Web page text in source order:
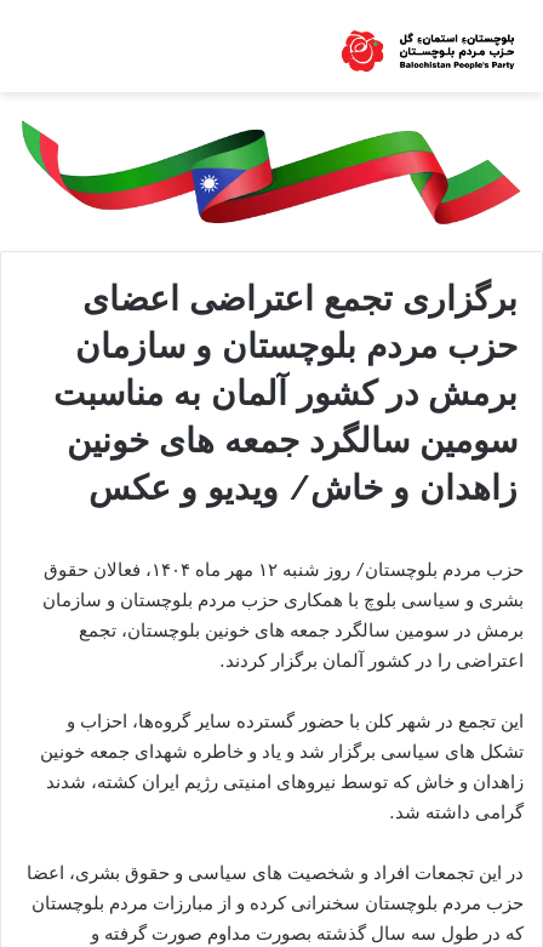
برگزاری تجمع اعتراضی اعضای
حزب مردم بلوچستان و سازمان
برمش در کشور آلمان به مناسبت
سومین سالگرد جمعه های خونین
زاهدان و خاش/ ویدیو و عکس
حزب مردم بلوچستان/ روز شنبه ۱۲ مهر ماه ۱۴۰۴، فعالان حقوق
بشری و سیاسی بلوچ با همکاری حزب مردم بلوچستان و سازمان
برمش در سومین سالگرد جمعه های خونین بلوچستان، تجمع
اعتراضی را در کشور آلمان برگزار کردند.
این تجمع در شهر کلن با حضور گسترده سایر گروه‌ها، احزاب و
تشکل های سیاسی برگزار شد و یاد و خاطره شهدای جمعه خونین
زاهدان و خاش که توسط نیروهای امنیتی رژیم ایران کشته، شدند
گرامی داشته شد.
در این تجمعات افراد و شخصیت های سیاسی و حقوق بشری، اعضا
حزب مردم بلوچستان سخنرانی کرده و از مبارزات مردم بلوچستان
که در طول سه سال گذشته بصورت مداوم صورت گرفته و